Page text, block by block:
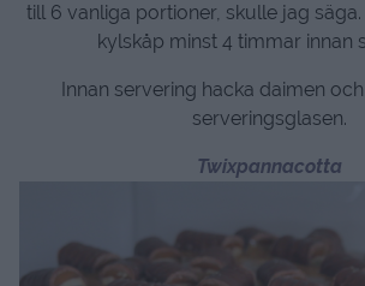
till 6 vanliga portioner, skulle jag
kylskåp minst 4 timmar innan
Innan servering hacka daimen
serveringsglasen.
Twixpannacotta